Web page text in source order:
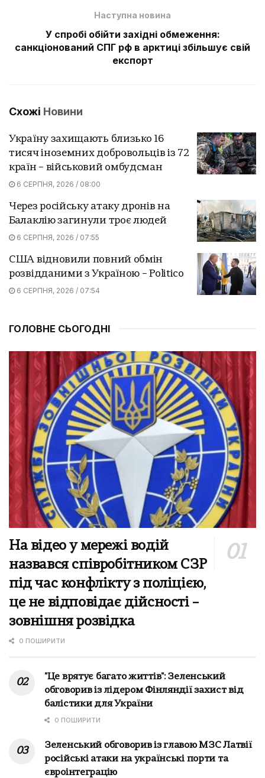
Наступна новина
У спробі обійти західні обмеження:
санкціонований СПГ рф в арктиці збільшує свій
експорт
Схожі Новини
Україну захищають близько 16
тисяч іноземних добровольців із 72
країн – військовий омбудсман
6 СЕРПНЯ, 2026 / 08:00
Через російську атаку дронів на
Балаклію загинули троє людей
6 СЕРПНЯ, 2026 / 07:55
США відновили повний обмін
розвідданими з Україною – Politico
6 СЕРПНЯ, 2026 / 07:54
ГОЛОВНЕ СЬОГОДНІ
На відео у мережі водій
назвався співробітником СЗР
під час конфлікту з поліцією,
це не відповідає дійсності –
зовнішня розвідка
0 ПОШИРИТИ
"Це врятує багато життів": Зеленський
обговорив із лідером Фінляндії захист від
балістики для України
0 ПОШИРИТИ
Зеленський обговорив із главою МЗС Латвії
російські атаки на українські порти та
євроінтеграцію